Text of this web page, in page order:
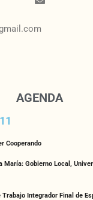
AGENDA
Cooperando
María: Gobierno Local,
Trabajo Integrador Final de